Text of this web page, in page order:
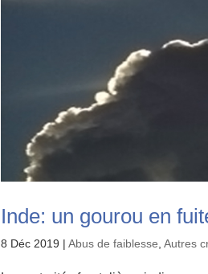
Inde: un gourou en
8 Déc 2019 |Abus de faiblesse ,Autres